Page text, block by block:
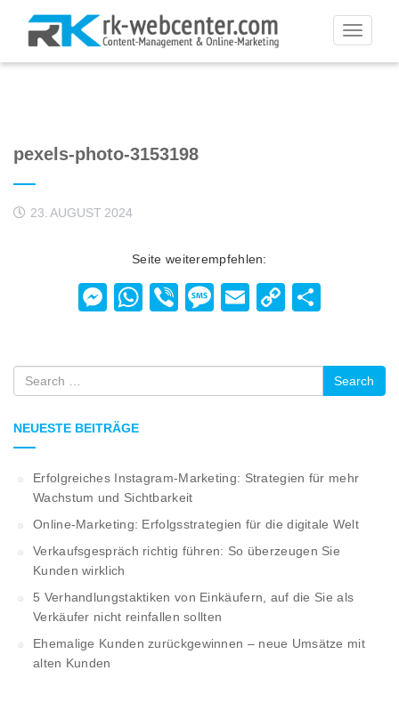
Toggle
pexels-photo-3153198
23. AUGUST 2024
Seite weiterempfehlen:
Messenger
WhatsApp
ViberMessage
EmailCopy
Search
NEUESTE BEITRÄGE
Erfolgreiches Instagram-Marketing: Strategien für mehr
Wachstum und Sichtbarkeit
Online-Marketing: Erfolgsstrategien für die digitale Welt
Verkaufsgespräch richtig führen: So überzeugen Sie
Kunden wirklich
5 Verhandlungstaktiken von Einkäufern, auf die Sie als
Verkäufer nicht reinfallen sollten
Ehemalige Kunden zurückgewinnen – neue Umsätze mit
alten Kunden